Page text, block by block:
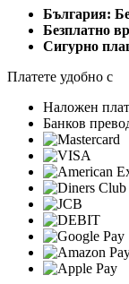
България:
Безплатно
Сигурно
Платете удобно с
Наложен
Банков